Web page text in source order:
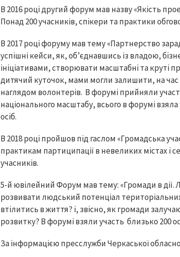
В 2016 році другий форум мав назву «Якість
Понад 200 учасників, спікери та практики
В 2017 році форуму мав тему «Партнерство
успішні кейси, як, об’єднавшись із владою,
ініціативами, створювати масштабні та круті
дитячий куточок, мами могли залишити, на час
наглядом волонтерів. В форумі прийняли
національного масштабу, всього в форумі
осіб.
В 2018 році пройшов під гаслом «Громадська
практикам партиципації в невеликих містах і
учасників.
5-й ювілейний Форум мав тему: «Громади в
розвивати людський потенціал
втілитись в життя? і, звісно, як громади
розвитку? В форумі взяли участь близько 200
За інформацією пресслужби Черкаської